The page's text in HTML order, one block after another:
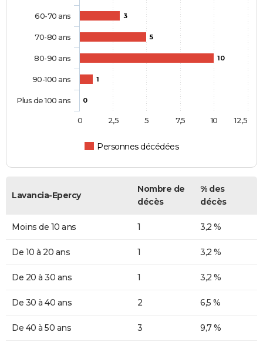
3
5
10
1
0
Personnes décédées
60-70 ans
70-80 ans
80-90 ans
90-100 ans
Plus de 100 ans
0 10
2,5 5 7,5 12,5
Lavancia-Epercy
Nombre de
décès
% des
décès
Moins de 10 ans 1 3,2 %
De 10 à 20 ans 1 3,2 %
De 20 à 30 ans 1 3,2 %
De 30 à 40 ans 2 6,5 %
De 40 à 50 ans 3 9,7 %